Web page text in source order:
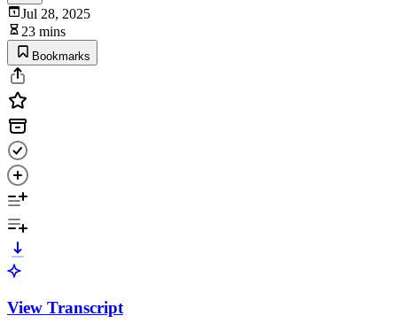
Jul 28, 2025
23 mins
Bookmarks
View Transcript